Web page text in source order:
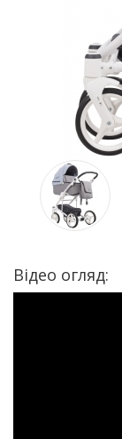
Відео огляд: